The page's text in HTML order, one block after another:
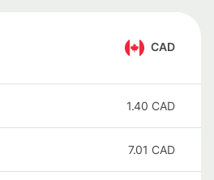
CAD
1.40 CAD
7.01 CAD